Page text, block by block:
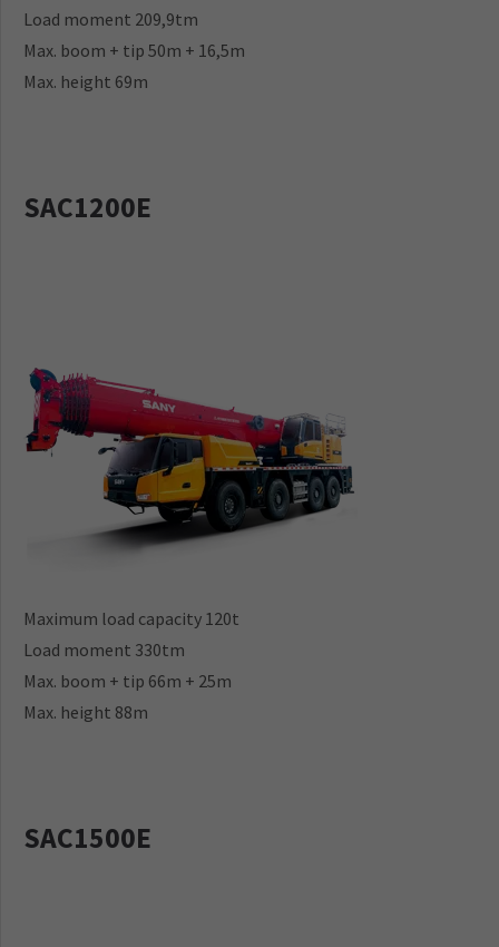
Load moment 209,9tm
Max. boom + tip 50m + 16,5m
Max. height 69m
SAC1200E
Maximum load capacity 120t
Load moment 330tm
Max. boom + tip 66m + 25m
Max. height 88m
SAC1500E